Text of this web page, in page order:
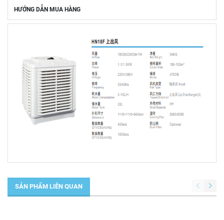
HƯỚNG DẪN MUA HÀNG
SẢN PHẨM LIÊN QUAN